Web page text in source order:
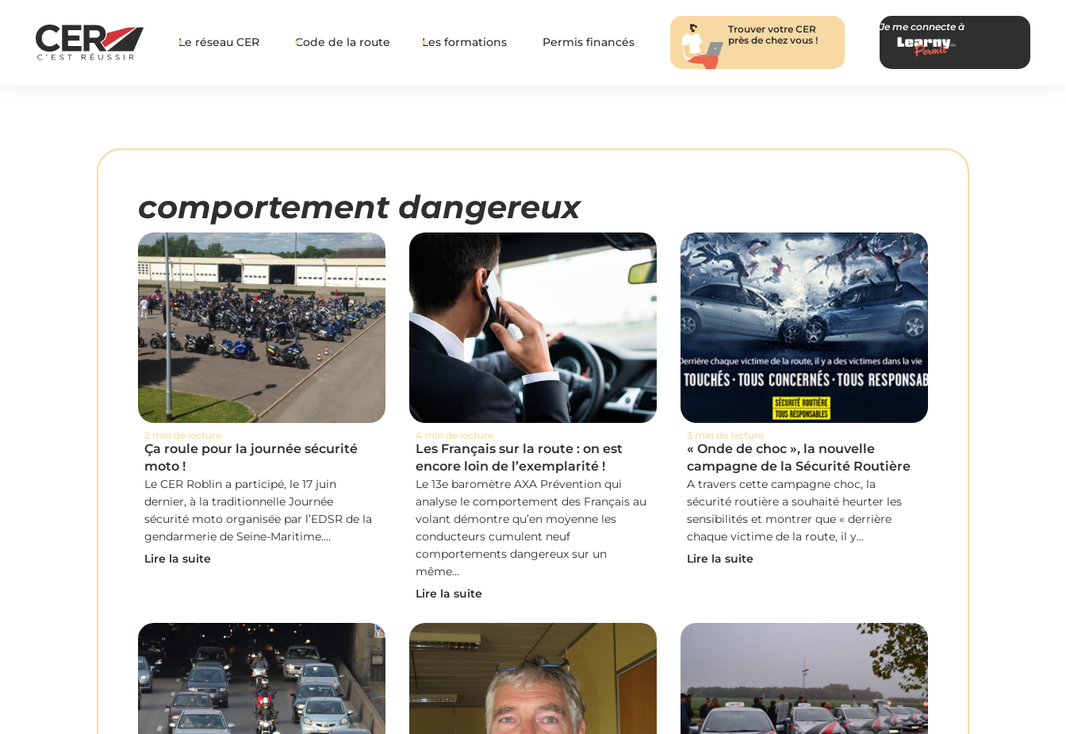
Le réseau CER Code de la route Les formations Permis financés
Trouver votre CER
près de chez vous !
Je me connecte à
comportement dangereux
2 min de lecture
Ça roule pour la journée sécurité
moto !
Le CER Roblin a participé, le 17 juin
dernier, à la traditionnelle Journée
sécurité moto organisée par l’EDSR de la
gendarmerie de Seine-Maritime....
Lire la suite
4 min de lecture
Les Français sur la route : on est
encore loin de l’exemplarité !
Le 13e baromètre AXA Prévention qui
analyse le comportement des Français au
volant démontre qu’en moyenne les
conducteurs cumulent neuf
comportements dangereux sur un
même...
Lire la suite
3 min de lecture
« Onde de choc », la nouvelle
campagne de la Sécurité Routière
A travers cette campagne choc, la
sécurité routière a souhaité heurter les
sensibilités et montrer que « derrière
chaque victime de la route, il y...
Lire la suite